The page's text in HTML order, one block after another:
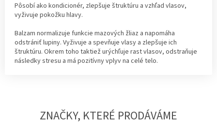
Pôsobí ako kondicionér, zlepšuje štruktúru a vzhľad vlasov,
vyživuje pokožku hlavy.
Balzam normalizuje funkcie mazových žliaz a napomáha
odstrániť lupiny. Vyživuje a spevňuje vlasy a zlepšuje ich
štruktúru. Okrem toho taktiež urýchľuje rast vlasov, odstraňuje
následky stresu a má pozitívny vplyv na celé telo.
ZNAČKY, KTERÉ PRODÁVÁME